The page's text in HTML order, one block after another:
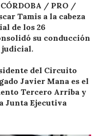
/ PRO /
Tamis a la cabeza
de los 26
su conducción
judicial.
del Circuito
Javier Mana es el
Tercero Arriba y
Junta Ejecutiva